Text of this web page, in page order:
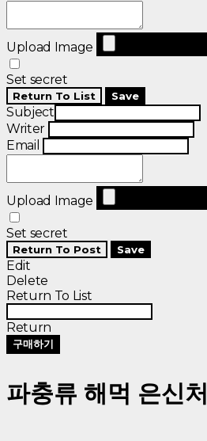
Upload Image
Set secret
Return To List Save
Subject
Writer
Email
Upload Image
Set secret
Return To Post Save
Edit
Delete
Return To List
Return
구매하기
파충류 해먹 은신처